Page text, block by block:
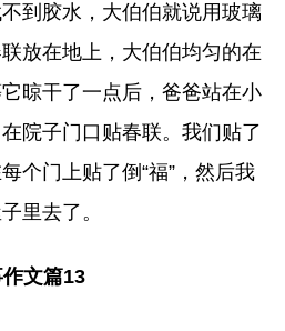
到胶水，大伯伯就说用玻璃
放在地上，大伯伯均匀的在
晾干了一点后，爸爸站在小
院子门口贴春联。我们贴了
个门上贴了倒“福”，然后我
里去了。
文篇13